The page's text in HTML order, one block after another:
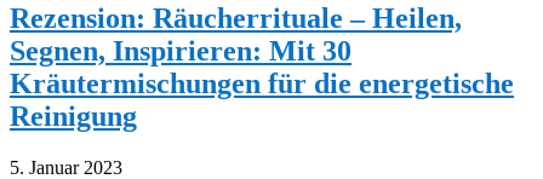
Rezension: Räucherrituale – Heilen,
Segnen, Inspirieren: Mit 30
Kräutermischungen für die energetische
Reinigung
5. Januar 2023